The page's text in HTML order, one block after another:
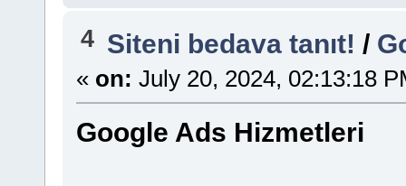
4 Siteni bedava tanıt! /
« on: July 20, 2024, 02:13:18
Google Ads Hizmetleri